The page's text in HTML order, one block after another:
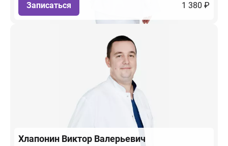
Записаться 1 380 ₽
Хлапонин Виктор Валерьевич